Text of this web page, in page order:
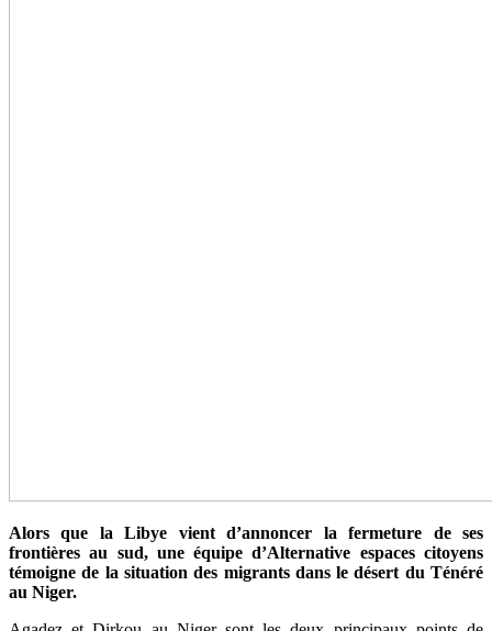
Alors que la Libye vient d’annoncer la fermeture de ses
frontières au sud, une équipe d’Alternative espaces citoyens
témoigne de la situation des migrants dans le désert du Ténéré
au Niger.